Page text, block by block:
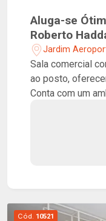
Aluga-se
Roberto
Jardim
Sala comercial
ao posto,
Conta com um
segmentos
visibilidade e
Cód. 10521